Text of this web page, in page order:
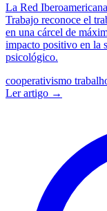
La Red
Trabajo reconoce el
en una cárcel de
impacto positivo en la
psicológico.
cooperativismo
Ler artigo →